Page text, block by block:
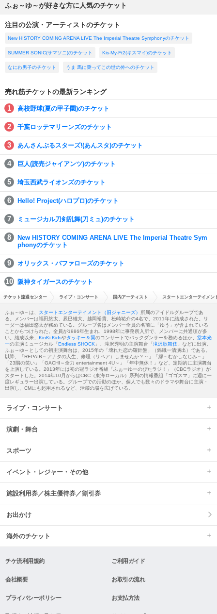
ふぉ～ゆ～が好きな方に人気のチケット
注目の公演・アーティストのチケット
New HISTORY COMING ARENA LIVE The Imperial Theatre Symphonyのチケット
SUMMER SONIC(サマソニ)のチケット Kis-My-Ft2(キスマイ)のチケット
なにわ男子のチケット うま 馬に乗ってこの世の外へのチケット
売れ筋チケットの最新ランキング
高校野球(夏の甲子園)のチケット
千葉ロッテマリーンズのチケット
あんさんぶるスターズ!(あんスタ)のチケット
巨人(読売ジャイアンツ)のチケット
埼玉西武ライオンズのチケット
Hello! Project(ハロプロ)のチケット
ミュージカル刀剣乱舞(刀ミュ)のチケット
New HISTORY COMING ARENA LIVE The Imperial Theatre Sym
phonyのチケット
オリックス・バファローズのチケット
阪神タイガースのチケット
チケット流通センター ライブ・コンサート 国内アーティスト スタートエンターテイメン
ふぉ～ゆ～は、 スタートエンターテイメント（旧ジャニーズ） 所属のアイドルグループであ
る。メンバーは福田悠太、辰巳雄大、越岡裕貴、松崎祐介の4名で、2011年に結成された。リ
ーダーは福田悠太が務めている。グループ名はメンバー全員の名前に「ゆう」が含まれている
ことからつけられた。全員が1986年生まれ、1998年に事務所入所で、メンバーに共通項が多
い。結成以来、 KinKi Kidsやタッキー＆翼のコンサートでバックダンサーを務めるほか、 堂本光
一の主演ミュージカル「Endless SHOCK 」、滝沢秀明の主演舞台「滝沢歌舞伎 」などに出演。
ふぉ～ゆ～としての初主演舞台は、2015年の「壊れた恋の羅針盤」（錦織一清演出）である。
以降、「REPAIR～アナタの人生、修理（リペア）しませんか？～」「縁～むかしなじみ～」
「23階の笑い」「GACHI～全力 entertainment 4U～」「年中無休！」など、定期的に主演舞台
を上演している。2013年には初の冠ラジオ番組「ふぉーゆーのぴたラジ！」（CBCラジオ）が
スタートした。2014年10月からはCBC（東海ローカル）系列の情報番組「ゴゴスマ」に週に一
度レギュラー出演している。グループでの活動のほか、個人でも数々のドラマや舞台に主演・
出演し、CMにも起用されるなど、活躍の場を広げている。
ライブ・コンサート
演劇・舞台
スポーツ
イベント・レジャー・その他
施設利用券／株主優待券／割引券
お出かけ
海外のチケット
チケ流利用規約 ご利用ガイド
会社概要 お取引の流れ
プライバシーポリシー お支払方法